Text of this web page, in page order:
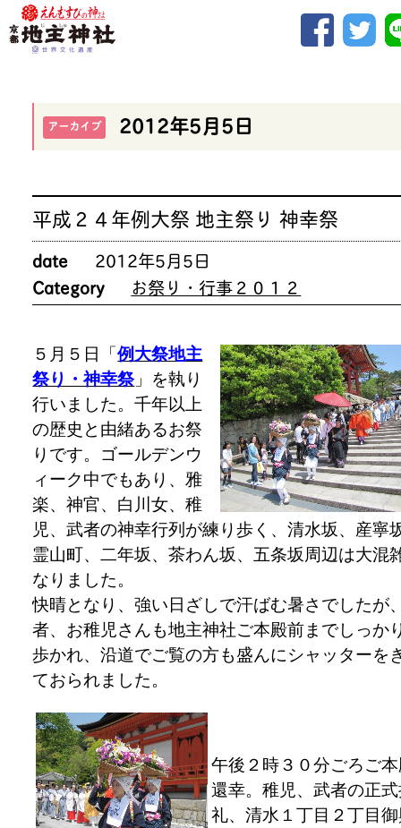
アーカイブ 2012年5月5日
平成２４年例大祭 地主祭り 神幸祭
date
2012年5月5日
Category
お祭り・行事２０１２
５月５日「例大祭地主
祭り・神幸祭」を執り
行いました。千年以上
の歴史と由緒あるお祭
りです。ゴールデンウ
ィーク中でもあり、雅
楽、神官、白川女、稚
児、武者の神幸行列が練り歩く、清水坂、産寧
霊山町、二年坂、茶わん坂、五条坂周辺は大混
なりました。
快晴となり、強い日ざしで汗ばむ暑さでしたが
者、お稚児さんも地主神社ご本殿前までしっか
歩かれ、沿道でご覧の方も盛んにシャッターを
ておられました。
午後２時３０分ごろご
還幸。稚児、武者の正
礼、清水１丁目２丁目